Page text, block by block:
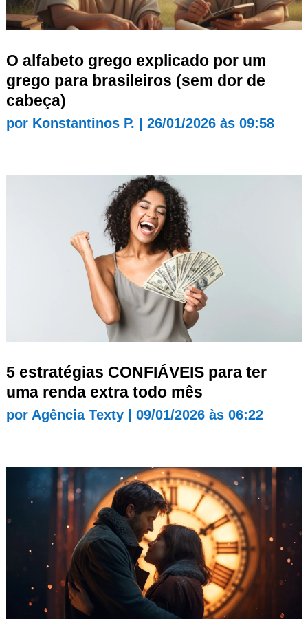
O alfabeto grego explicado por um
grego para brasileiros (sem dor de
cabeça)
por Konstantinos P. 26/01/2026 às 09:58
5 estratégias CONFIÁVEIS para ter
uma renda extra todo mês
por Agência Texty| 09/01/2026 às 06:22